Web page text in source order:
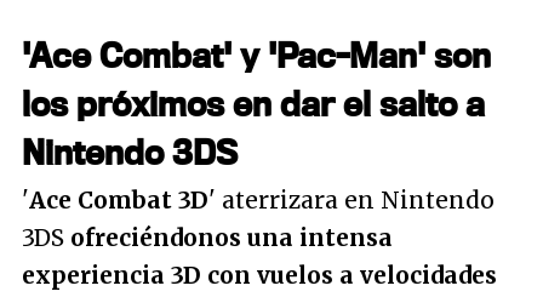
'Ace Combat' y 'Pac-Man' son
los próximos en dar el salto a
Nintendo 3DS
'Ace Combat 3D' aterrizara en Nintendo
3DS ofreciéndonos una intensa
experiencia 3D con vuelos a velocidades